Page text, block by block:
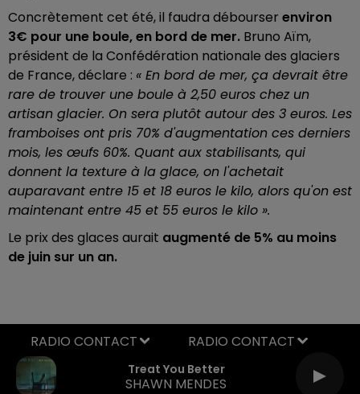
Concrètement cet été, il faudra débourser environ
3€ pour une boule, en bord de mer. Bruno Aïm,
président de la Confédération nationale des glaciers
de France, déclare : « En bord de mer, ça devrait être
rare de trouver une boule à 2,50 euros chez un
artisan glacier. On sera plutôt autour des 3 euros. Les
framboises ont pris 70% d'augmentation ces derniers
mois, les œufs 60%. Quant aux stabilisants, qui
donnent la texture à la glace, on l'achetait
auparavant entre 15 et 18 euros le kilo, alors qu'on est
maintenant entre 45 et 55 euros le kilo ».
Le prix des glaces aurait augmenté de 5% au moins
de juin sur un an.
Treat You Better
SHAWN MENDES
RADIO CONTACT